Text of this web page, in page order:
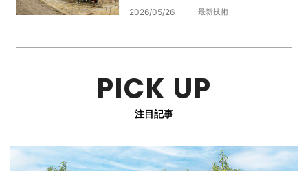
2026/05/26 最新技術
PICK UP
注目記事